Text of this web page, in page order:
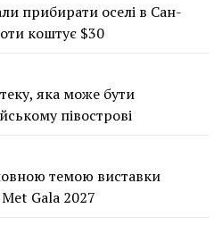
прибирати оселі в Сан-
коштує $30
яка може бути
півострові
темою виставки
Gala 2027